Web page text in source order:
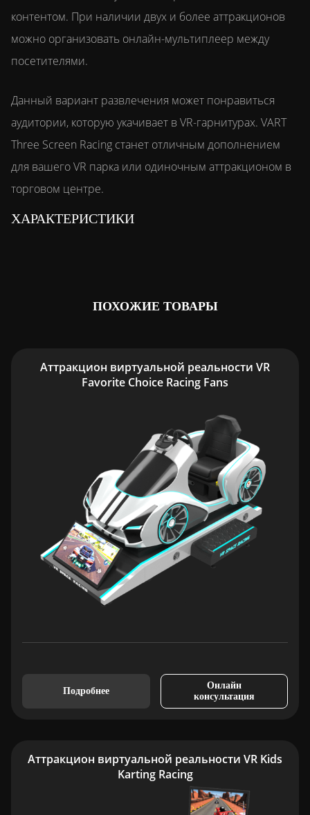
контентом. При наличии двух и более аттракционов
можно организовать онлайн-мультиплеер между
посетителями.
Данный вариант развлечения может понравиться
аудитории, которую укачивает в VR-гарнитурах. VART
Three Screen Racing станет отличным дополнением
для вашего VR парка или одиночным аттракционом в
торговом центре.
ХАРАКТЕРИСТИКИ
ПОХОЖИЕ ТОВАРЫ
Аттракцион виртуальной реальности VR
Favorite Choice Racing Fans
Подробнее
Онлайн
консультация
Аттракцион виртуальной реальности VR Kids
Karting Racing